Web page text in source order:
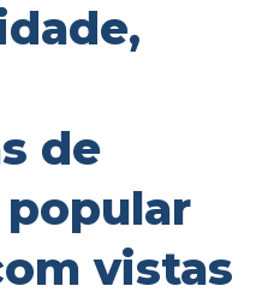
de
vistas